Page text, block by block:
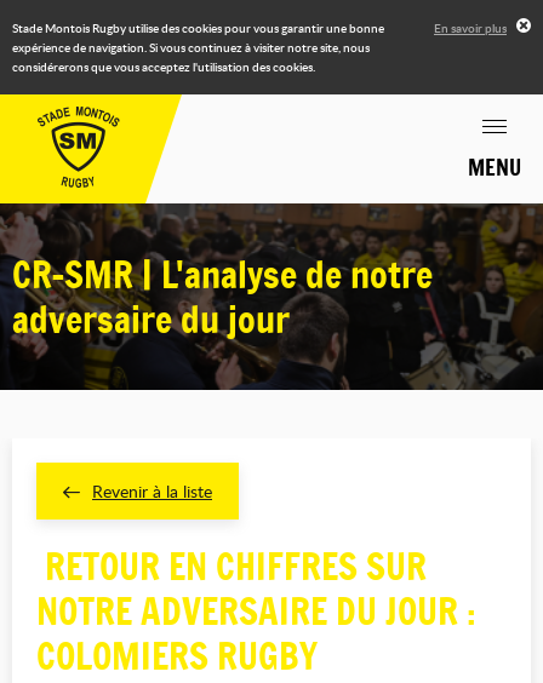
Stade Montois Rugby utilise des cookies pour vous garantir une bonne
expérience de navigation. Si vous continuez à visiter notre site, nous
considérerons que vous acceptez l'utilisation des cookies.
En savoir plus
MENU
CR-SMR | L'analyse de notre
adversaire du jour
Revenir à la liste
RETOUR EN CHIFFRES SUR
NOTRE ADVERSAIRE DU JOUR :
COLOMIERS RUGBY